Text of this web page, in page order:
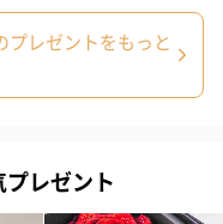
。
クリルミラー、金属、ア
プレゼントをもっと
レゼント